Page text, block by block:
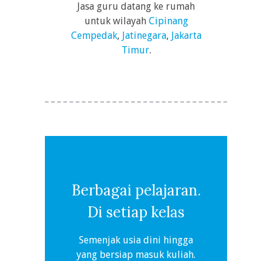
Jasa guru datang ke rumah
untuk wilayah Cipinang
Cempedak, Jatinegara, Jakarta
Timur.
Berbagai pelajaran.
Di setiap kelas
Semenjak usia dini hingga
yang bersiap masuk kuliah.